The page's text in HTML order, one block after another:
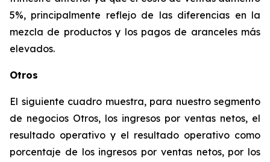
5%, principalmente reflejo de las diferencias en la
mezcla de productos y los pagos de aranceles más
elevados.
Otros
El siguiente cuadro muestra, para nuestro segmento
de negocios Otros, los ingresos por ventas netos, el
resultado operativo y el resultado operativo como
porcentaje de los ingresos por ventas netos, por los